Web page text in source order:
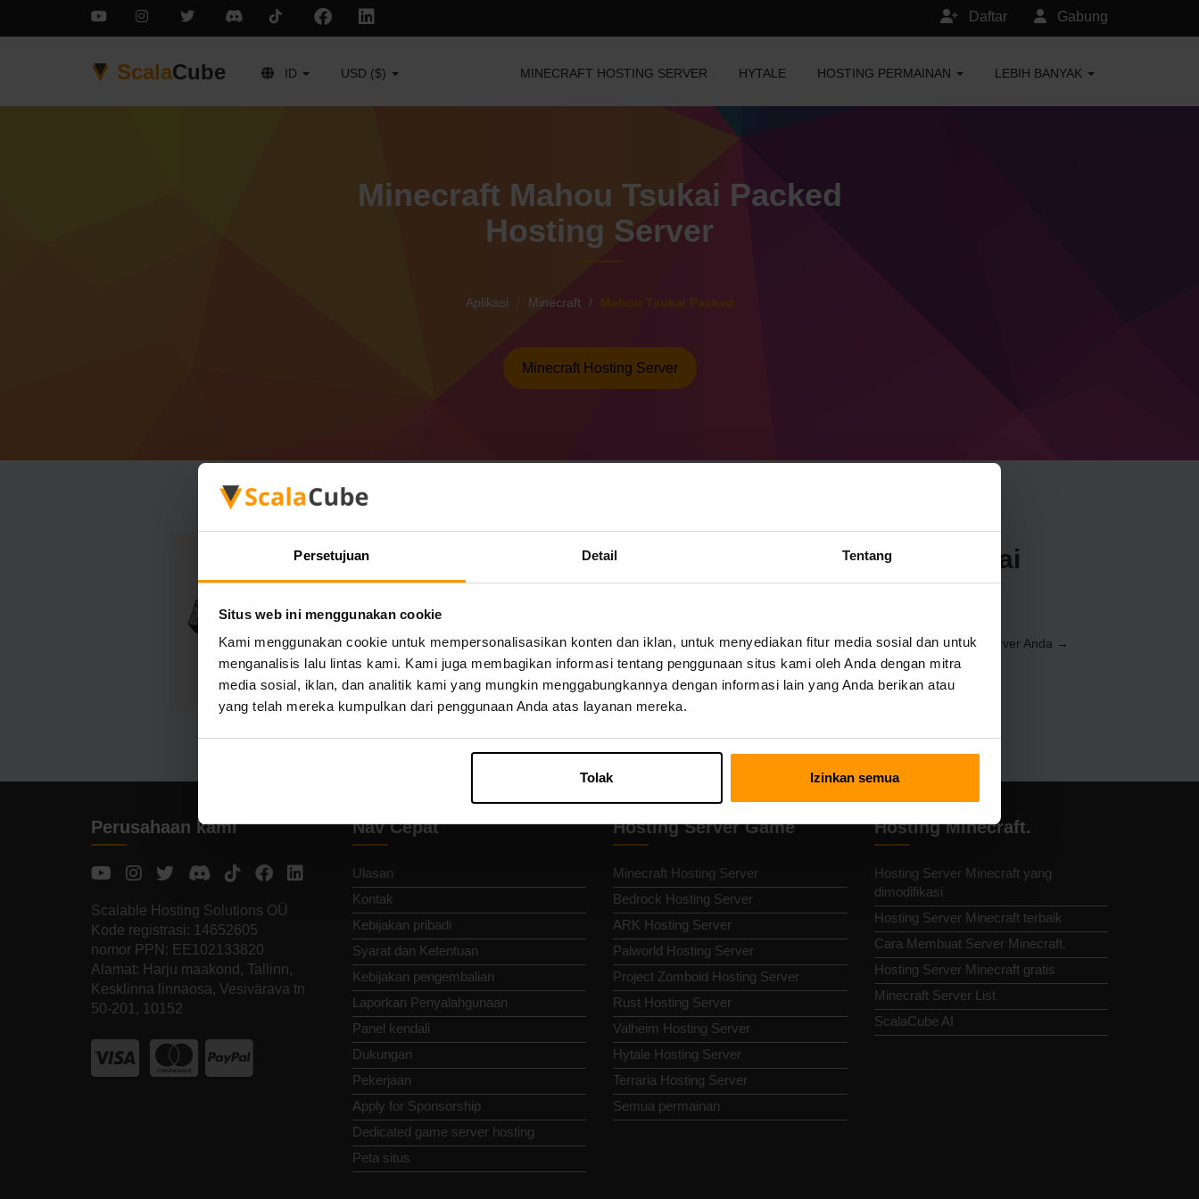
Persetujuan Detail Tentang
Situs web ini menggunakan cookie
Kami menggunakan cookie untuk mempersonalisasikan konten dan iklan, untuk menyediakan fitur media sosial dan untuk
menganalisis lalu lintas kami. Kami juga membagikan informasi tentang penggunaan situs kami oleh Anda dengan mitra
media sosial, iklan, dan analitik kami yang mungkin menggabungkannya dengan informasi lain yang Anda berikan atau
yang telah mereka kumpulkan dari penggunaan Anda atas layanan mereka.
Tolak Izinkan semua
Gabung
Daftar
ScalaCube ID USD ($) MINECRAFT HOSTING SERVER HYTALE HOSTING PERMAINAN LEBIH BANYAK
Minecraft Mahou Tsukai Packed
Hosting Server
Aplikasi Minecraft Mahou Tsukai Packed
Minecraft Hosting Server
Cara Membuat Minecraft Mahou Tsukai
Packed Server
Instal server a Mahou Tsukai Packed melaluiControl Panel(Server → Pilih server Anda →
Server game → Tambahkan Server Game → Mahou Tsukai Packed)
Selamat bermain di server!
Perusahaan kami
Scalable Hosting Solutions OÜ
Kode registrasi: 14652605
nomor PPN: EE102133820
Alamat: Harju maakond, Tallinn,
Kesklinna linnaosa, Vesivärava tn
50-201, 10152
Nav Cepat
Ulasan
Kontak
Kebijakan pribadi
Syarat dan Ketentuan
Kebijakan pengembalian
Laporkan Penyalahgunaan
Panel kendali
Dukungan
Pekerjaan
Apply for Sponsorship
Dedicated game server hosting
Peta situs
Hosting Server Game
Minecraft Hosting Server
Bedrock Hosting Server
ARK Hosting Server
Palworld Hosting Server
Project Zomboid Hosting Server
Rust Hosting Server
Valheim Hosting Server
Hytale Hosting Server
Terraria Hosting Server
Semua permainan
Hosting Minecraft.
Hosting Server Minecraft yang
dimodifikasi
Hosting Server Minecraft terbaik
Cara Membuat Server Minecraft.
Hosting Server Minecraft gratis
Minecraft Server List
ScalaCube AI